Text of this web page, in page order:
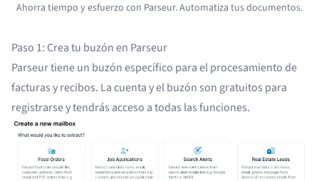
Ahorra tiempo y esfuerzo con Parseur. Automatiza tus documentos.
Paso 1: Crea tu buzón en Parseur
Parseur tiene un buzón específico para el procesamiento de
facturas y recibos. La cuenta y el buzón son gratuitos para
registrarse y tendrás acceso a todas las funciones.